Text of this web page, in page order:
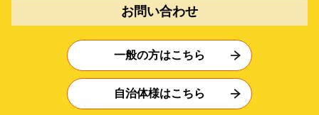
お問い合わせ
一般の方はこちら
自治体様はこちら